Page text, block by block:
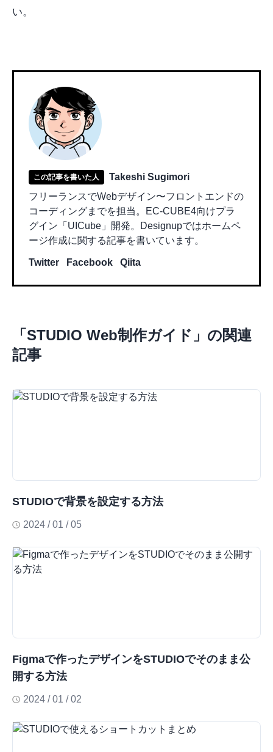
い。
この記事を書いた人
Takeshi Sugimori
フリーランスでWebデザイン〜フロントエンドの
コーディングまでを担当。EC-CUBE4向けプラ
グイン「UICube」開発。Designupではホームペ
ージ作成に関する記事を書いています。
Twitter Facebook Qiita
「STUDIO Web制作ガイド 」の関連
記事
STUDIOで背景を設定する方法
2024 / 01 / 05
Figmaで作ったデザインをSTUDIOでそのまま公
開する方法
2024 / 01 / 02